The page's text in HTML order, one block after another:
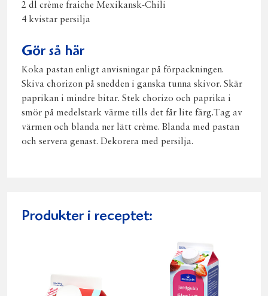
2 dl crème fraiche Mexikansk-Chili
4 kvistar persilja
Gör så här
Koka pastan enligt anvisningar på förpackningen.
Skiva chorizon på snedden i ganska tunna skivor. Skär
paprikan i mindre bitar. Stek chorizo och paprika i
smör på medelstark värme tills det får lite färg.Tag av
värmen och blanda ner lätt crème. Blanda med pastan
och servera genast. Dekorera med persilja.
Produkter i receptet: